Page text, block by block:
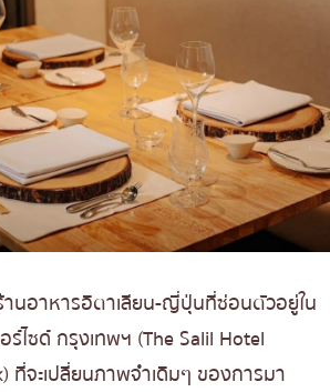
านอาหารอิตาเลียน-ญี่ปุ่นที่ซ่อนตัวอยู่ใน
อร์ไซด์ กรุงเทพฯ (The Salil Hotel
ที่จะเปลี่ยนภาพจำเดิมๆ ของการมา